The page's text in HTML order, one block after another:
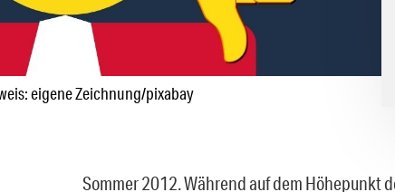
eigene Zeichnung/pixabay
Sommer 2012. Während auf dem Höhepunkt